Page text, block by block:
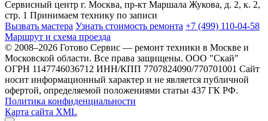
Сервисный центр г. Москва, пр-кт Маршала Жукова, д. 2, к. 2,
стр. 1 Принимаем технику по записи
Вызвать мастера Узнать стоимость ремонта +7 (499) 110-04-58
Маршрут и схема проезда
© 2008–2026 Готово Сервис — ремонт техники в Москве и
Московской области. Все права защищены. ООО "Скай"
ОГРН 1147746036712 ИНН/КПП 7707824090/770701001 Сайт
носит информационный характер и не является публичной
офертой, определяемой положениями статьи 437 ГК РФ.
Политика конфиденциальности
Карта сайта XML